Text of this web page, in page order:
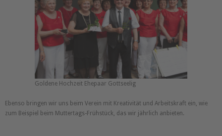
Goldene Hochzeit Ehepaar Gottseelig
Ebenso bringen wir uns beim Verein mit Kreativität und Arbeitskraft ein, wie
zum Beispiel beim Muttertags-Frühstück, das wir jährlich anbieten.